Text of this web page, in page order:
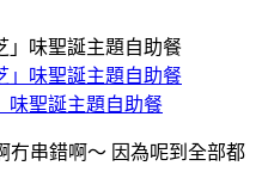
味聖誕主題自助餐
冇串錯啊～ 因為呢到全部都